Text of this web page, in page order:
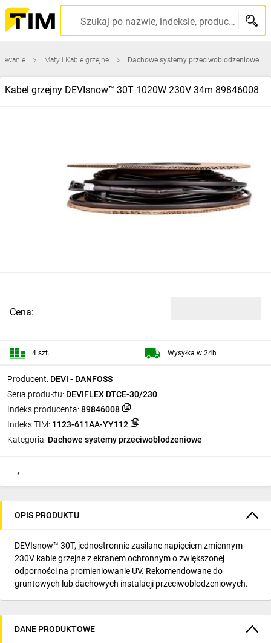
Szukaj po nazwie, indeksie, producencie, kodzie kreskowym...
Maty i Kable grzejne Dachowe systemy przeciwoblodzeniowe
Kabel grzejny DEVIsnow™ 30T 1020W 230V 34m 89846008
Producent: DEVI - DANFOSS
Seria produktu: DEVIFLEX DTCE-30/230
Indeks producenta: 89846008
Indeks TIM: 1123-611AA-YY112
Kategoria: Dachowe systemy przeciwoblodzeniowe
Cena:
4 szt. Wysyłka w 24h
OPIS PRODUKTU
DEVIsnow™ 30T, jednostronnie zasilane napięciem zmiennym
230V kable grzejne z ekranem ochronnym o zwiększonej
odporności na promieniowanie UV. Rekomendowane do
gruntowych lub dachowych instalacji przeciwoblodzeniowych.
DANE PRODUKTOWE